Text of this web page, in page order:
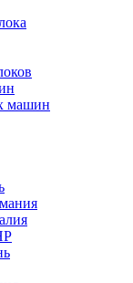
машин